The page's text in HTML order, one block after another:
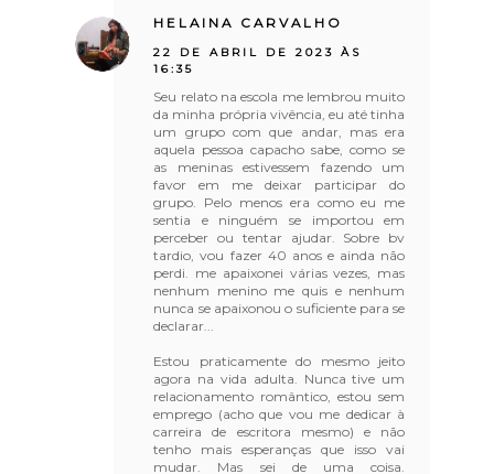
HELAINA CARVALHO
22 DE ABRIL DE 2023 ÀS
16:35
Seu relato na escola me lembrou muito
da minha própria vivência, eu até tinha
um grupo com que andar, mas era
aquela pessoa capacho sabe, como se
as meninas estivessem fazendo um
favor em me deixar participar do
grupo. Pelo menos era como eu me
sentia e ninguém se importou em
perceber ou tentar ajudar. Sobre bv
tardio, vou fazer 40 anos e ainda não
perdi. me apaixonei várias vezes, mas
nenhum menino me quis e nenhum
nunca se apaixonou o suficiente para se
declarar...
Estou praticamente do mesmo jeito
agora na vida adulta. Nunca tive um
relacionamento romântico, estou sem
emprego (acho que vou me dedicar à
carreira de escritora mesmo) e não
tenho mais esperanças que isso vai
mudar. Mas sei de uma coisa.